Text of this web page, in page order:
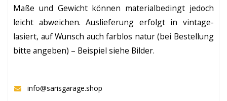
Maße und Gewicht können materialbedingt jedoch
leicht abweichen. Auslieferung erfolgt in vintage-
lasiert, auf Wunsch auch farblos natur (bei Bestellung
bitte angeben) – Beispiel siehe Bilder.
info@sarisgarage.shop